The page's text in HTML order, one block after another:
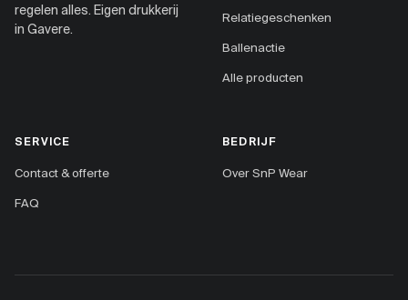
regelen alles. Eigen drukkerij
in Gavere.
Relatiegeschenken
Ballenactie
Alle producten
SERVICE
Contact & offerte
FAQ
BEDRIJF
Over SnP Wear